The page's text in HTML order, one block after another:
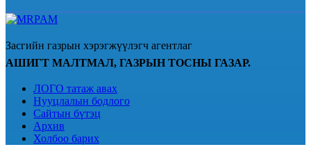
Засгийн газрын хэрэгжүүлэгч агентлаг
АШИГТ МАЛТМАЛ, ГАЗРЫН ТОСНЫ ГАЗАР.
ЛОГО татаж авах
Нууцлалын бодлого
Сайтын бүтэц
Архив
Холбоо барих